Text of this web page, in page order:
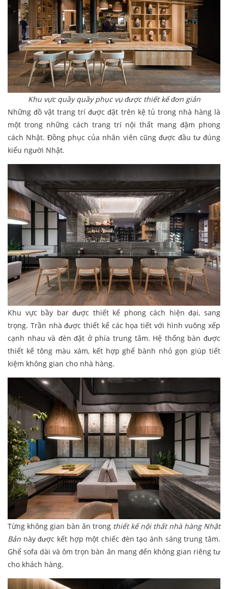
Khu vực quầy quầy phục vụ được thiết kế đơn giản
Những đồ vật trang trí được đặt trên kệ tủ trong nhà hàng là
một trong những cách trang trí nội thất mang đậm phong
cách Nhật. Đồng phục của nhân viên cũng được đầu tư đúng
kiểu người Nhật.
Khu vực bầy bar được thiết kế phong cách hiện đại, sang
trọng. Trần nhà được thiết kế các họa tiết với hình vuông xếp
cạnh nhau và đèn đặt ở phía trung tâm. Hệ thống bàn được
thiết kế tông màu xám, kết hợp ghế bành nhỏ gọn giúp tiết
kiệm không gian cho nhà hàng.
Từng không gian bàn ăn trong thiết kế nội thất nhà hàng Nhật
Bản này được kết hợp một chiếc đèn tạo ánh sáng trung tâm.
Ghế sofa dài và ôm trọn bàn ăn mang đến không gian riêng tư
cho khách hàng.